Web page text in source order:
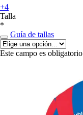
+4
Talla
*
Guía de tallas
Este campo es obligatorio